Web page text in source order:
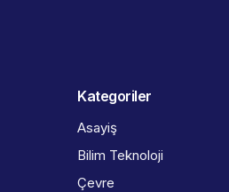
Kategoriler
Asayiş
Bilim Teknoloji
Çevre